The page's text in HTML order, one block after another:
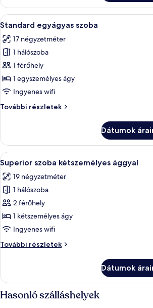
ággyal
további
részletei
A
következő
szoba
összes
képének
megtekintése:
Standard
szoba
Egy
5
Standard egyágyas szoba
17 négyzetméter
1 hálószoba
1 férőhely
1 egyszemélyes ágy
Ingyenes wifi
További részletek
Standard
részletei
Dátumok
A
következő
szoba
összes
képének
megtekintése:
Superior
kétszemélyes
Egy
4
Superior szoba kétszemélyes ággyal
19 négyzetméter
1 hálószoba
2 férőhely
1 kétszemélyes ágy
Ingyenes wifi
További részletek
Superior
további
részletei
Dátumok
Hasonló szálláshelyek